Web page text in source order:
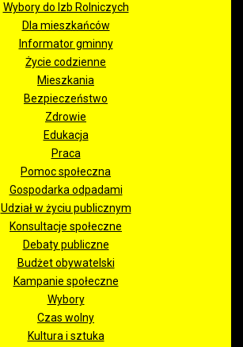
Wybory do Izb Rolniczych
Dla mieszkańców
Informator gminny
Życie codzienne
Mieszkania
Bezpieczeństwo
Zdrowie
Edukacja
Praca
Pomoc społeczna
Gospodarka odpadami
Udział w życiu publicznym
Konsultacje społeczne
Debaty publiczne
Budżet obywatelski
Kampanie społeczne
Wybory
Czas wolny
Kultura i sztuka